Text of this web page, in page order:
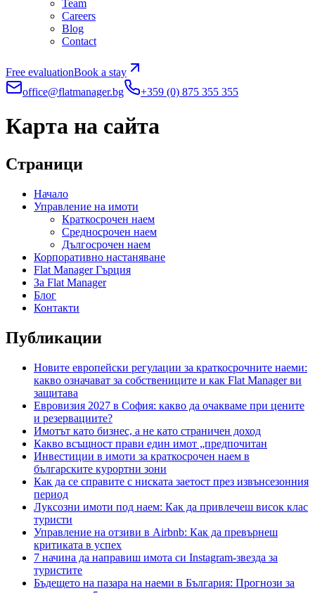
Team
Careers
Blog
Contact
Free evaluationBook a stay
office@flatmanager.bg
+359 (0) 875 355 355
Карта на сайта
Страници
Начало
Управление на имоти
Краткосрочен наем
Средносрочен наем
Дългосрочен наем
Корпоративно настаняване
Flat Manager Гърция
За Flat Manager
Блог
Контакти
Публикации
Новите европейски регулации за краткосрочните наеми:
какво означават за собствениците и как Flat Manager ви
защитава
Евровизия 2027 в София: какво да очакваме при цените
и резервациите?
Имотът като бизнес, а не като страничен доход
Какво всъщност прави един имот „предпочитан
Инвестиции в имоти за краткосрочен наем в
българските курортни зони
Как да се справите с ниската заетост през извънсезонния
период
Луксозни имоти под наем: Как да привлечеш висок клас
туристи
Управление на отзиви в Airbnb: Как да превърнеш
критиката в успех
7 начина да направиш имота си Instagram-звезда за
туристите
Бъдещето на пазара на наеми в България: Прогнози за